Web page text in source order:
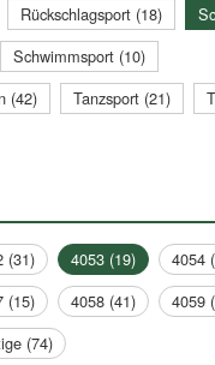
Rückschlagsport (18)
Schwimmsport (10)
(42)
Tanzsport (21)
(31) 4053 (19) 4054
(15) 4058 (41) 4059
(74)